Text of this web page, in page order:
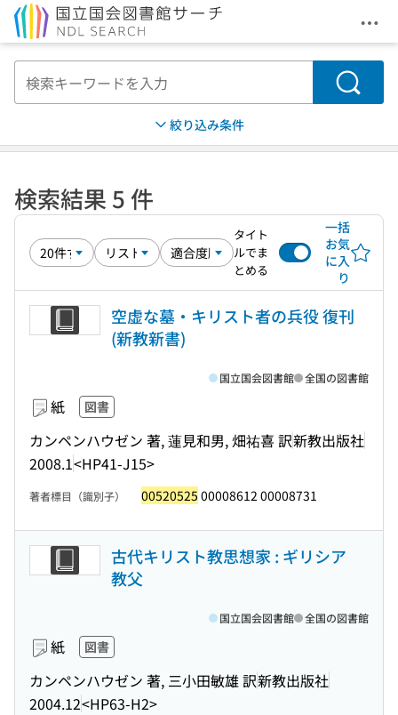
メ
検索
絞り込み条件
検索結果 5 件
タイト
ルでま
とめる
一括
お気
に入
り
空虚な墓・キリスト者の兵役 復刊
(新教新書)
紙 図書
カンペンハウゼン 著, 蓮見和男, 畑祐喜 訳新教出版社
2008.1<HP41-J15>
国立国会図書館 全国の図書館
著者標目（識別子） 00520525 00008612 00008731
古代キリスト教思想家 : ギリシア
教父
紙 図書
カンペンハウゼン 著, 三小田敏雄 訳新教出版社
2004.12<HP63-H2>
国立国会図書館 全国の図書館